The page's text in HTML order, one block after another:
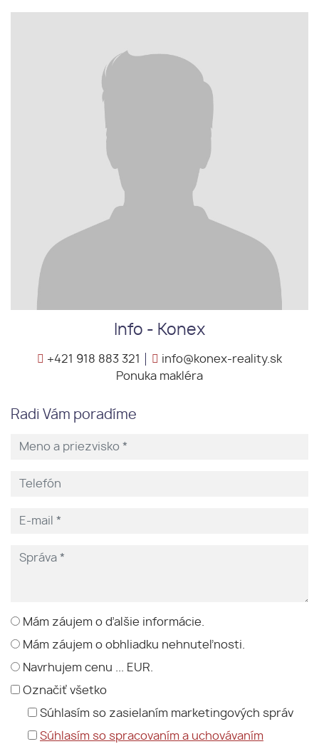
Info - Konex
+421 918 883 321
info@konex-reality.sk
Ponuka makléra
Radi Vám poradíme
Mám záujem o ďalšie informácie.
Mám záujem o obhliadku nehnuteľnosti.
Navrhujem cenu ... EUR.
Označiť všetko
Súhlasím so zasielaním marketingových správ
Súhlasím so spracovaním a uchovávaním